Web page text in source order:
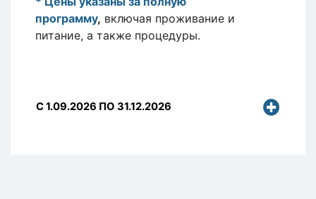
программу, включая проживание и
питание, а также процедуры.
C 1.09.2026 ПО 31.12.2026